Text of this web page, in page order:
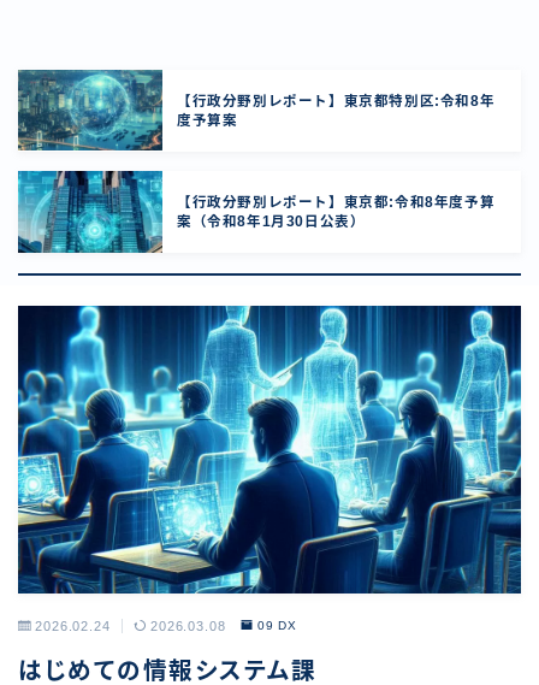
【行政分野別レポート】東京都特別区:令和8年
度予算案
【行政分野別レポート】東京都:令和8年度予算
案（令和8年1月30日公表）
2026.02.24 2026.03.08 09 DX
はじめての情報システム課